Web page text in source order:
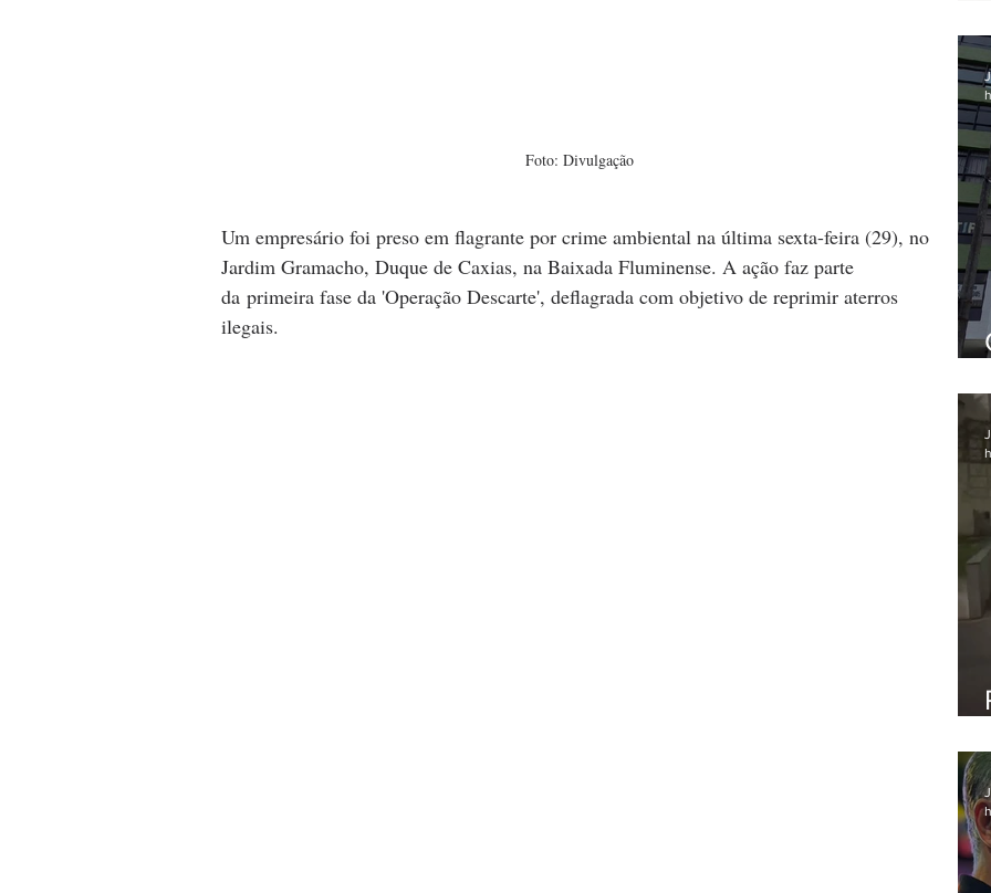
Foto: Divulgação
Um empresário foi preso em flagrante por crime ambiental na última sexta-feira (29), no
Jardim Gramacho, Duque de Caxias, na Baixada Fluminense. A ação faz parte
da primeira fase da 'Operação Descarte', deflagrada com objetivo de reprimir aterros
ilegais.